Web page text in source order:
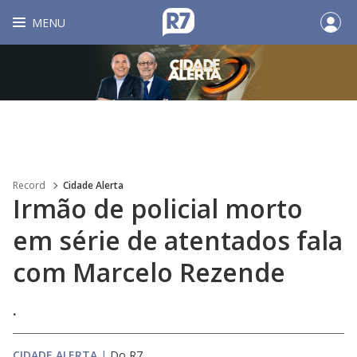
MENU
Record Cidade Alerta
Irmão de policial morto
em série de atentados fala
com Marcelo Rezende
.